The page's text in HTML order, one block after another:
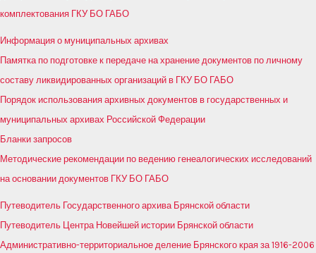
комплектования ГКУ БО ГАБО
Информация о муниципальных архивах
Памятка по подготовке к передаче на хранение документов по личному
составу ликвидированных организаций в ГКУ БО ГАБО
Порядок использования архивных документов в государственных и
муниципальных архивах Российской Федерации
Бланки запросов
Методические рекомендации по ведению генеалогических исследований
на основании документов ГКУ БО ГАБО
Путеводитель Государственного архива Брянской области
Путеводитель Центра Новейшей истории Брянской области
Административно-территориальное деление Брянского края за 1916-2006